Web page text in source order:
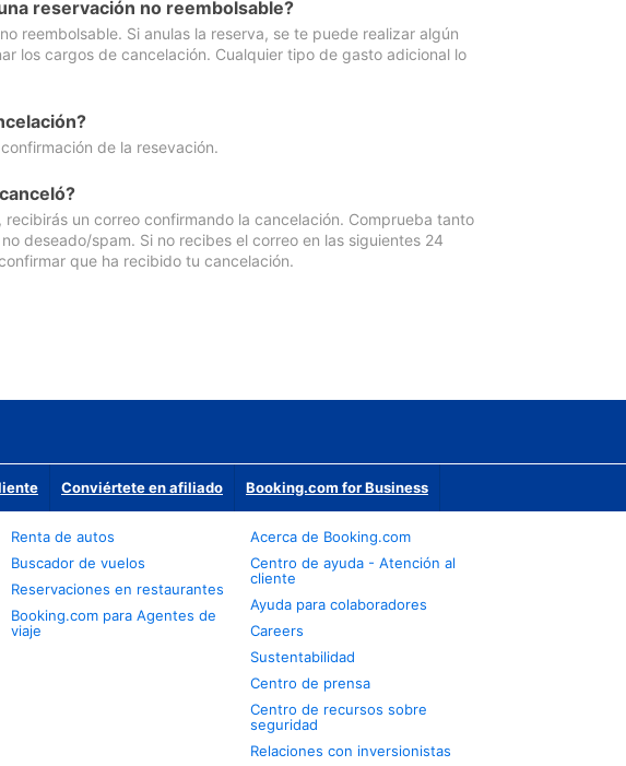
reservación no reembolsable?
reembolsable. Si anulas la reserva, se te puede realizar algún
los cargos de cancelación. Cualquier tipo de gasto adicional lo
de la resevación.
un correo confirmando la cancelación. Comprueba tanto
deseado/spam. Si no recibes el correo en las siguientes 24
que ha recibido tu cancelación.
Conviértete en afiliado Booking.com for Business
Renta de autos
Buscador de vuelos
Reservaciones en restaurantes
Booking.com para Agentes de
viaje
Acerca de Booking.com
Centro de ayuda - Atención al
cliente
Ayuda para colaboradores
Careers
Sustentabilidad
Centro de prensa
Centro de recursos sobre
seguridad
Relaciones con inversionistas